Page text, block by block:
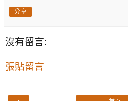
分享
沒有留言:
張貼留言